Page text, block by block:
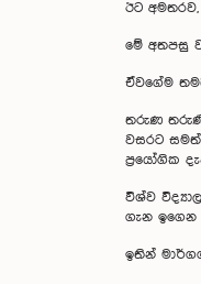
ඊට
මේ අතපසු
ඒවගේම
තරුණ
වසරට
ප්‍රයෝගික
විශ්ව
ගැන
ඉතින්